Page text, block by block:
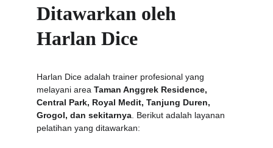
Ditawarkan oleh
Harlan Dice
Harlan Dice adalah trainer profesional yang
melayani area Taman Anggrek Residence,
Central Park, Royal Medit, Tanjung Duren,
Grogol, dan sekitarnya . Berikut adalah layanan
pelatihan yang ditawarkan: